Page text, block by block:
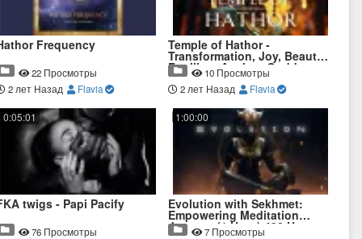
Frequency
22 Просмотры
2 лет Назад
Flavia
Temple of Hathor -
Transformation, Joy, Beauty,
Fertility - Ancient Goddess
Meditation Music
10 Просмотры
2 лет Назад
Flavia
0:05:01
twigs - Papi Pacify
76 Просмотры
1:00:00
Evolution with Sekhmet:
Empowering Meditation
Journey (1 Hour) 432 Hz
7 Просмотры